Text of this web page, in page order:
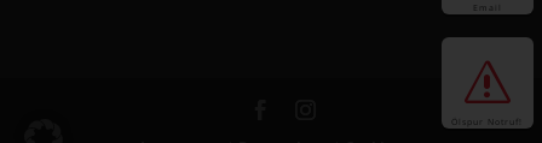
Email
s
Ölspur Notruf!